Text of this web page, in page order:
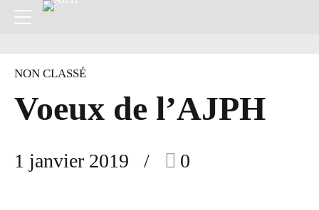
NON CLASSÉ
Voeux de l’AJPH
1 janvier 2019 0